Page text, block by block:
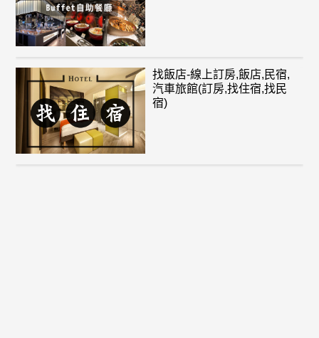
找飯店-線上訂房,飯店,民宿,
汽車旅館(訂房,找住宿,找民
宿)